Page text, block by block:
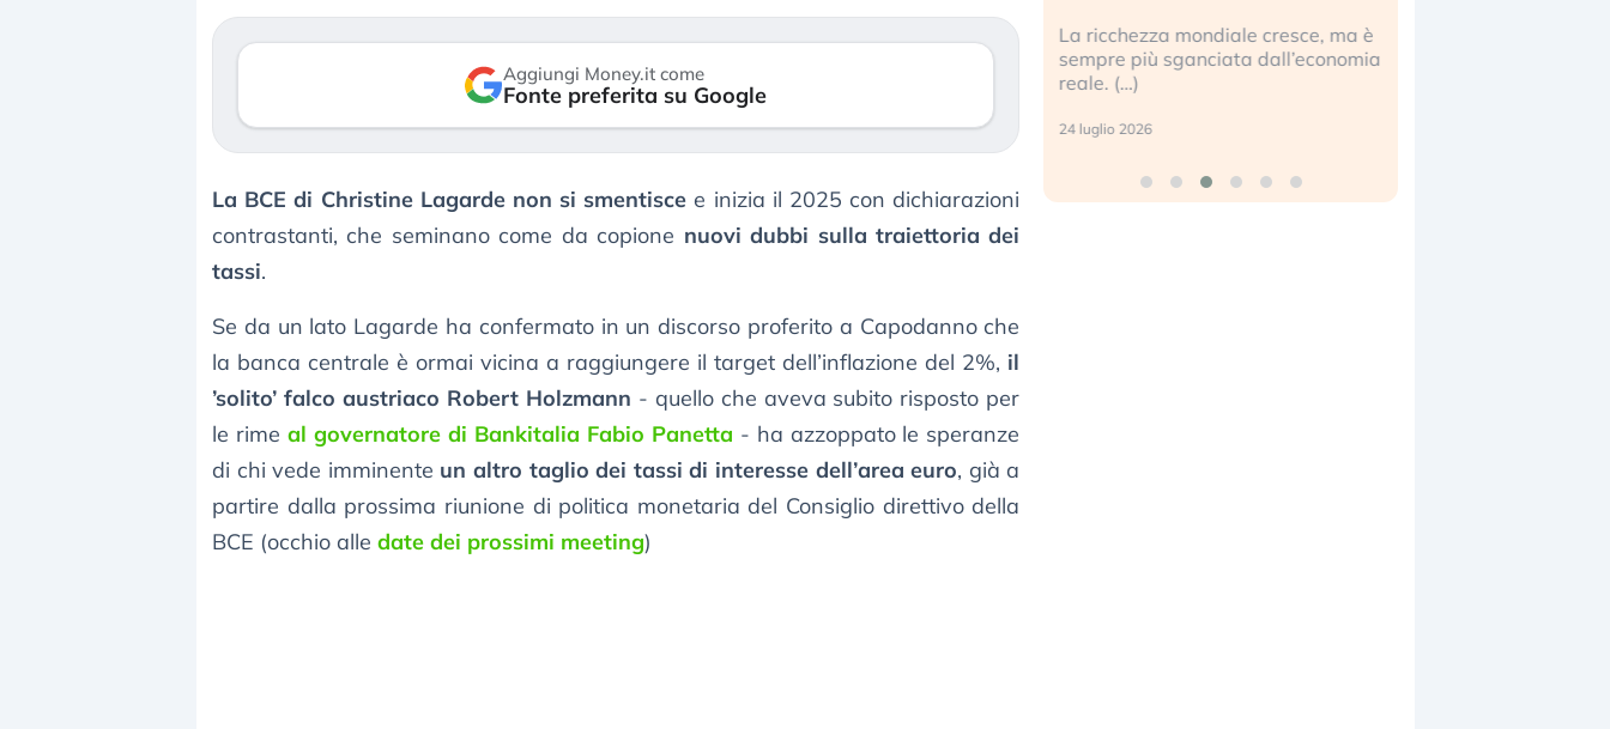
Aggiungi Money.it come
Fonte preferita su Google
La BCE di Christine Lagarde non si smentisce e inizia il 2025 con dichiarazioni
contrastanti, che seminano come da copione nuovi dubbi sulla traiettoria dei
tassi.
Se da un lato Lagarde ha confermato in un discorso proferito a Capodanno che
la banca centrale è ormai vicina a raggiungere il target dell’inflazione del 2%, il
’solito’ falco austriaco Robert Holzmann - quello che aveva subito risposto per
le rime al governatore di Bankitalia Fabio Panetta - ha azzoppato le speranze
di chi vede imminente un altro taglio dei tassi di interesse dell’area euro, già a
partire dalla prossima riunione di politica monetaria del Consiglio direttivo della
BCE (occhio alle date dei prossimi meeting)
3 agosto 2026
Kospi, mentre gli investitori retail (…)
30 luglio 2026
La ricchezza mondiale cresce, ma è
sempre più sganciata dall’economia
reale. (…)
24 luglio 2026